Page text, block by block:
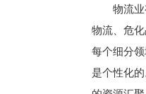
物流
物流、危
每个细分
是个性化